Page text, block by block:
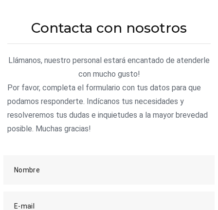
Contacta con nosotros
Llámanos, nuestro personal estará encantado de atenderle
con mucho gusto!
Por favor, completa el formulario con tus datos para que
podamos responderte. Indícanos tus necesidades y
resolveremos tus dudas e inquietudes a la mayor brevedad
posible. Muchas gracias!
Nombre
E-mail